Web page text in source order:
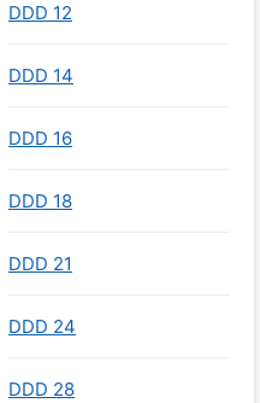
DDD 12
DDD 14
DDD 16
DDD 18
DDD 21
DDD 24
DDD 28